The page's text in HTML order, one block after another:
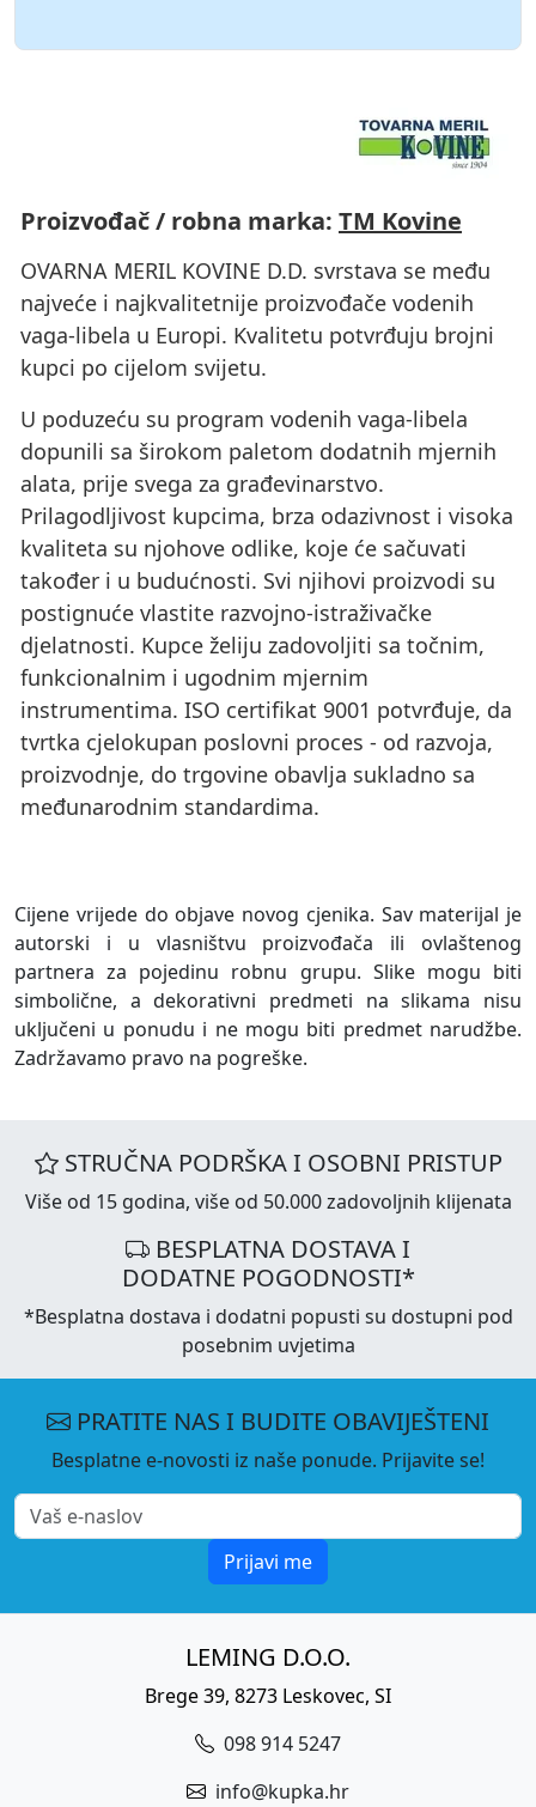
Proizvođač / robna marka: TM Kovine
OVARNA MERIL KOVINE D.D. svrstava se među
najveće i najkvalitetnije proizvođače vodenih
vaga-libela u Europi. Kvalitetu potvrđuju brojni
kupci po cijelom svijetu.
U poduzeću su program vodenih vaga-libela
dopunili sa širokom paletom dodatnih mjernih
alata, prije svega za građevinarstvo.
Prilagodljivost kupcima, brza odazivnost i visoka
kvaliteta su njohove odlike, koje će sačuvati
također i u budućnosti. Svi njihovi proizvodi su
postignuće vlastite razvojno-istraživačke
djelatnosti. Kupce želiju zadovoljiti sa točnim,
funkcionalnim i ugodnim mjernim
instrumentima. ISO certifikat 9001 potvrđuje, da
tvrtka cjelokupan poslovni proces - od razvoja,
proizvodnje, do trgovine obavlja sukladno sa
međunarodnim standardima.
Cijene vrijede do objave novog cjenika. Sav materijal je
autorski i u vlasništvu proizvođača ili ovlaštenog
partnera za pojedinu robnu grupu. Slike mogu biti
simbolične, a dekorativni predmeti na slikama nisu
uključeni u ponudu i ne mogu biti predmet narudžbe.
Zadržavamo pravo na pogreške.
STRUČNA PODRŠKA I OSOBNI PRISTUP
Više od 15 godina, više od 50.000 zadovoljnih klijenata
BESPLATNA DOSTAVA I
DODATNE POGODNOSTI*
*Besplatna dostava i dodatni popusti su dostupni pod
posebnim uvjetima
PRATITE NAS I BUDITE OBAVIJEŠTENI
Besplatne e-novosti iz naše ponude. Prijavite se!
Prijavi me
LEMING D.O.O.
Brege 39, 8273 Leskovec, SI
098 914 5247
info@kupka.hr